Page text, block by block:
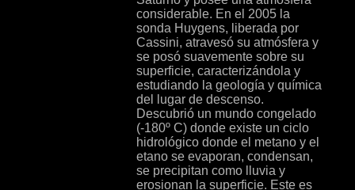
considerable. En el 2005 la
sonda Huygens, liberada por
Cassini, atravesó su atmósfera y
se posó suavemente sobre su
superficie, caracterizándola y
estudiando la geología y química
del lugar de descenso.
Descubrió un mundo congelado
(-180º C) donde existe un ciclo
hidrológico donde el metano y el
etano se evaporan, condensan,
se precipitan como lluvia y
erosionan la superficie. Este es